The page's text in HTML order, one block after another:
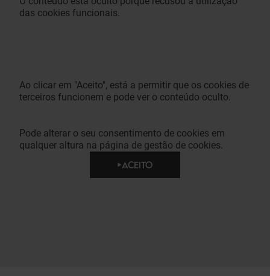
das cookies funcionais.
Ao clicar em "Aceito", está a permitir que os cookies de
terceiros funcionem e pode ver o conteúdo oculto.
Pode alterar o seu consentimento de cookies em
qualquer altura na página de gestão de cookies.
ACEITO